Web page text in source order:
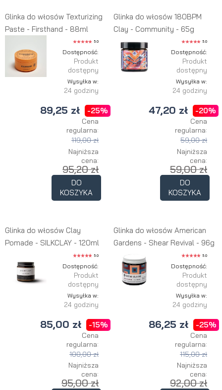
Glinka do włosów Texturizing
Paste - Firsthand - 88ml
5.0
Dostępność:
Produkt
dostępny
Wysyłka w:
24 godziny
89,25 zł -25%
Cena
regularna:
119,00 zł
Najniższa
cena:
95,20 zł
DO
KOSZYKA
Glinka do włosów 180BPM
Clay - Community - 65g
5.0
Dostępność:
Produkt
dostępny
Wysyłka w:
24 godziny
47,20 zł -20%
Cena
regularna:
59,00 zł
Najniższa
cena:
59,00 zł
DO
KOSZYKA
Glinka do włosów Clay
Pomade - SILKCLAY - 120ml
5.0
Dostępność:
Produkt
dostępny
Wysyłka w:
24 godziny
85,00 zł -15%
Cena
regularna:
100,00 zł
Najniższa
cena:
95,00 zł
Glinka do włosów American
Gardens - Shear Revival - 96g
5.0
Dostępność:
Produkt
dostępny
Wysyłka w:
24 godziny
86,25 zł -25%
Cena
regularna:
115,00 zł
Najniższa
cena:
92,00 zł